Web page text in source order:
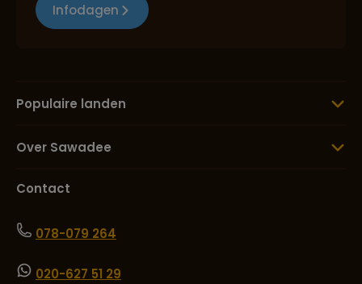
Infodagen
Populaire landen
Over Sawadee
Contact
078-079 264
020-627 51 29